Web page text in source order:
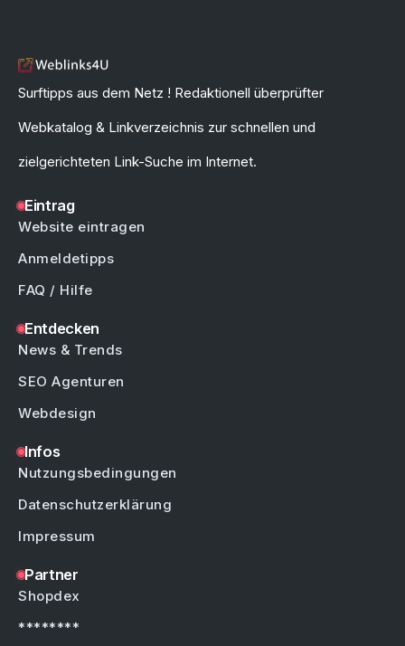
Surftipps aus dem Netz ! Redaktionell überprüfter
Webkatalog & Linkverzeichnis zur schnellen und
zielgerichteten Link-Suche im Internet.
Eintrag
Website eintragen
Anmeldetipps
FAQ / Hilfe
Entdecken
News & Trends
SEO Agenturen
Webdesign
Infos
Nutzungsbedingungen
Datenschutzerklärung
Impressum
Partner
Shopdex
********